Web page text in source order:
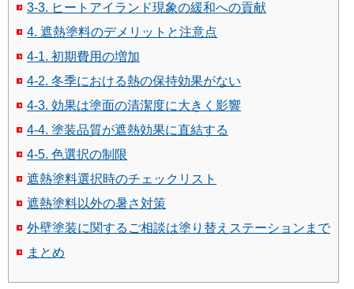
3-3. ヒートアイランド現象の緩和への貢献
4. 遮熱塗料のデメリットと注意点
4-1. 初期費用の増加
4-2. 冬季における熱の保持効果がない
4-3. 効果は塗面の清潔度に大きく影響
4-4. 塗装品質が遮熱効果に直結する
4-5. 色選択の制限
遮熱塗料選択時のチェックリスト
遮熱塗料以外の暑さ対策
外壁塗装に関するご相談は塗り替えステーションまで
まとめ